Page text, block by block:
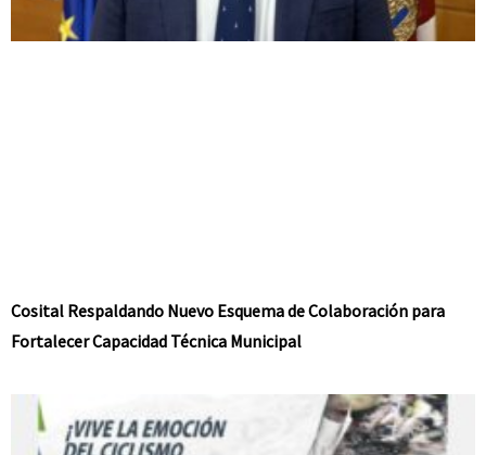
Cosital Respaldando Nuevo Esquema de Colaboración para
Fortalecer Capacidad Técnica Municipal